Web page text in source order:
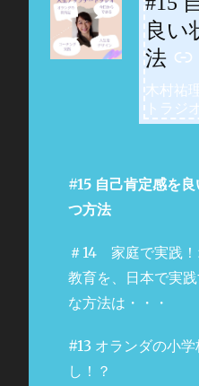
良い
法
木村祐
トラジ
#15 自己肯定感を
つ方法
＃14 家庭で実践
教育を、日本で実
な方法は・・・
#13 オランダの小
し！？